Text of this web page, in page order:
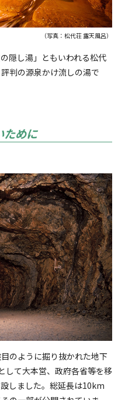
（写真：松代荘 露天風呂）
隠し湯」ともいわれる松代
判の源泉かけ流しの湯で
ために
のように掘り抜かれた地下
して大本営、政府各省等を移
しました。総延長は10km